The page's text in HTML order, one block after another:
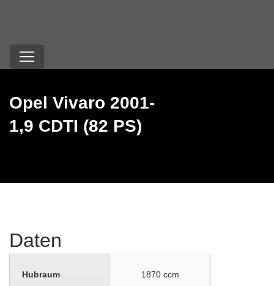
Opel Vivaro 2001-
1,9 CDTI (82 PS)
Daten
Hubraum 1870 ccm